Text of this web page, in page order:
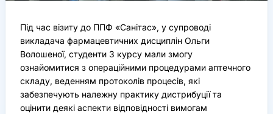
Під час візиту до ППФ «Санітас», у супроводі
викладача фармацевтичних дисциплін Ольги
Волошеної, студенти 3 курсу мали змогу
ознайомитися з операційними процедурами аптечного
складу, веденням протоколів процесів, які
забезпечують належну практику дистрибуції та
оцінити деякі аспекти відповідності вимогам